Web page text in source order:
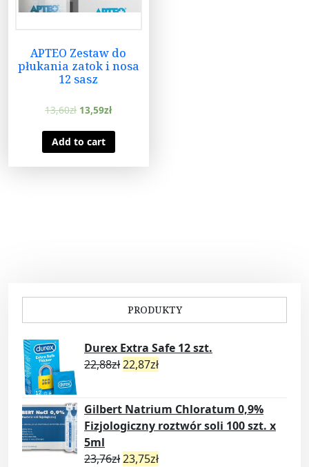
APTEO Zestaw do
płukania zatok i nosa
12 sasz
13,60zł 13,59zł
Add to cart
PRODUKTY
Durex Extra Safe 12 szt.
22,88zł22,87zł
Gilbert Natrium Chloratum 0,9%
Fizjologiczny roztwór soli 100 szt. x
5ml
23,76zł23,75zł